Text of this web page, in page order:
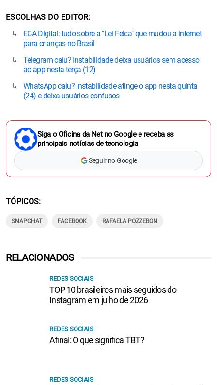
ESCOLHAS DO EDITOR
ECA Digital: tudo sobre a "Lei Felca" que mudou a internet
para crianças no Brasil
Telegram caiu? Instabilidade deixa usuários sem acesso
ao app nesta terça (12)
WhatsApp caiu? Instabilidade atinge o app nesta quinta
(24) e deixa usuários confusos
Siga o Oficina da Net no Google e receba as
principais notícias de tecnologia
Seguir no Google
TÓPICOS
SNAPCHAT FACEBOOK RAFAELA POZZEBON
RELACIONADOS
REDES SOCIAIS
TOP 10 brasileiros mais seguidos do
Instagram em julho de 2026
REDES SOCIAIS
Afinal: O que significa TBT?
REDES SOCIAIS